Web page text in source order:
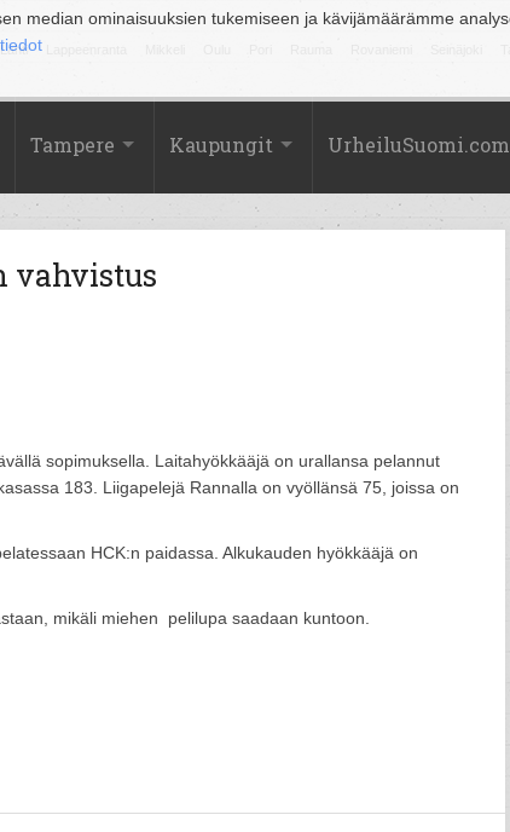
median ominaisuuksien tukemiseen ja kävijämäärämme
Lahti
Tampere Kaupungit UrheiluSuomi.com
vahvistus
sopimuksella. Laitahyökkääjä on urallansa pelannut
183. Liigapelejä Rannalla on vyöllänsä 75, joissa on
HCK:n paidassa. Alkukauden hyökkääjä on
mikäli miehen pelilupa saadaan kuntoon.